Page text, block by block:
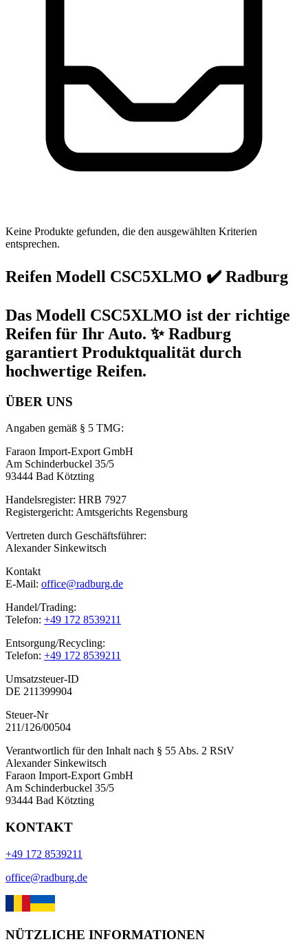
Keine Produkte gefunden, die den ausgewählten Kriterien
entsprechen.
Reifen Modell CSC5XLMO ✔️ Radburg
Das Modell CSC5XLMO ist der richtige
Reifen für Ihr Auto. ✨ Radburg
garantiert Produktqualität durch
hochwertige Reifen.
ÜBER UNS
Angaben gemäß § 5 TMG:
Faraon Import-Export GmbH
Am Schinderbuckel 35/5
93444 Bad Kötzting
Handelsregister: HRB 7927
Registergericht: Amtsgerichts Regensburg
Vertreten durch Geschäftsführer:
Alexander Sinkewitsch
Kontakt
E-Mail: office@radburg.de
Handel/Trading:
Telefon: +49 172 8539211
Entsorgung/Recycling:
Telefon: +49 172 8539211
Umsatzsteuer-ID
DE 211399904
Steuer-Nr
211/126/00504
Verantwortlich für den Inhalt nach § 55 Abs. 2 RStV
Alexander Sinkewitsch
Faraon Import-Export GmbH
Am Schinderbuckel 35/5
93444 Bad Kötzting
KONTAKT
+49 172 8539211
office@radburg.de
NÜTZLICHE INFORMATIONEN